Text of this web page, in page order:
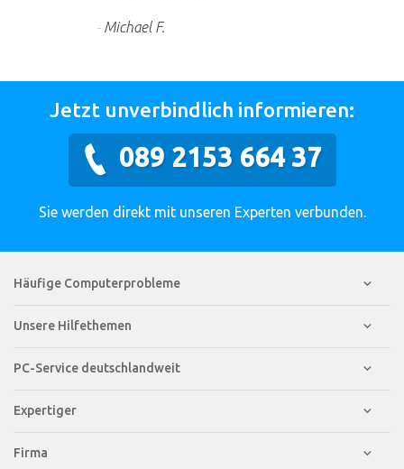
Michael F.
Jetzt unverbindlich informieren:
089 2153 664 37
Sie werden direkt mit unseren Experten verbunden.
Häufige Computerprobleme
Unsere Hilfethemen
PC-Service deutschlandweit
Expertiger
Firma